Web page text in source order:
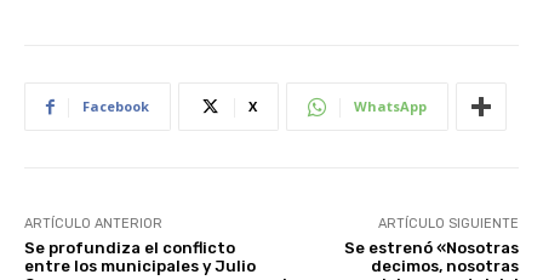
Facebook X WhatsApp
ARTÍCULO ANTERIOR
Se profundiza el conflicto
entre los municipales y Julio
ARTÍCULO SIGUIENTE
Se estrenó «Nosotras
decimos, nosotras